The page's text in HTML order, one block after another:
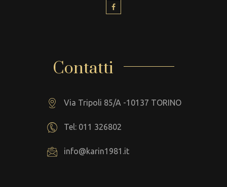
Contatti
Via Tripoli 85/A -10137 TORINO
Tel: 011 326802
info@karin1981.it